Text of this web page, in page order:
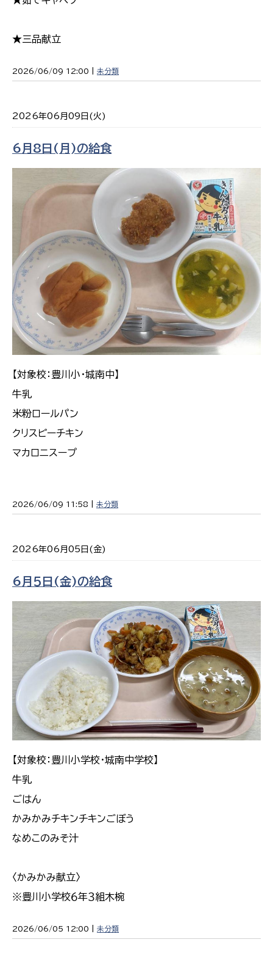
★三品献立
2026/06/09 12:00 | 未分類
2026年06月09日(火)
6月8日(月)の給食
【対象校：豊川小・城南中】
牛乳
米粉ロールパン
クリスピーチキン
マカロニスープ
2026/06/09 11:58 | 未分類
2026年06月05日(金)
6月５日(金)の給食
【対象校：豊川小学校・城南中学校】
牛乳
ごはん
かみかみチキンチキンごぼう
なめこのみそ汁
〈かみかみ献立〉
※豊川小学校６年３組木椀
2026/06/05 12:00 | 未分類